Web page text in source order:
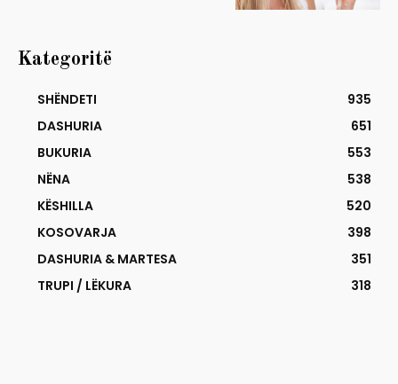
Kategoritë
SHËNDETI
935
DASHURIA
651
BUKURIA
553
NËNA
538
KËSHILLA
520
KOSOVARJA
398
DASHURIA & MARTESA
351
TRUPI / LËKURA
318